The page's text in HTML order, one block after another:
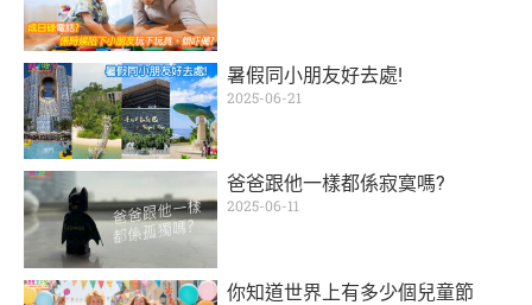
暑假同小朋友好去處!
2025-06-21
爸爸跟他一樣都係寂寞嗎?
2025-06-11
你知道世界上有多少個兒童節